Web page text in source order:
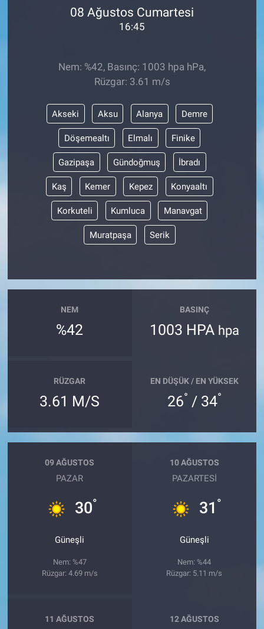
08 Ağustos Cumartesi
16:45
Nem: %42, Basınç: 1003 hpa hPa,
Rüzgar: 3.61 m/s
Akseki Aksu Alanya Demre
Döşemealtı Elmalı Finike
Gazipaşa Gündoğmuş İbradı
Kaş Kemer Kepez Konyaaltı
Korkuteli Kumluca Manavgat
Muratpaşa Serik
NEM
%42
BASINÇ
1003 HPA hpa
RÜZGAR
3.61 M/S
EN DÜŞÜK / EN YÜKSEK
26° / 34°
09 AĞUSTOS
PAZAR
30°
Güneşli
Nem: %47
Rüzgar: 4.69 m/s
10 AĞUSTOS
PAZARTESI
31 °
Güneşli
Nem: %44
Rüzgar: 5.11 m/s
11 AĞUSTOS 12 AĞUSTOS